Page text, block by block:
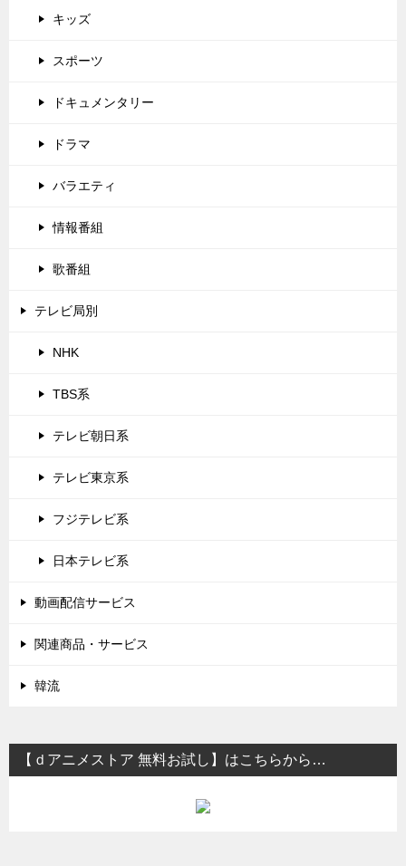
キッズ
スポーツ
ドキュメンタリー
ドラマ
バラエティ
情報番組
歌番組
テレビ局別
NHK
TBS系
テレビ朝日系
テレビ東京系
フジテレビ系
日本テレビ系
動画配信サービス
関連商品・サービス
韓流
【ｄアニメストア 無料お試し】はこちらから…